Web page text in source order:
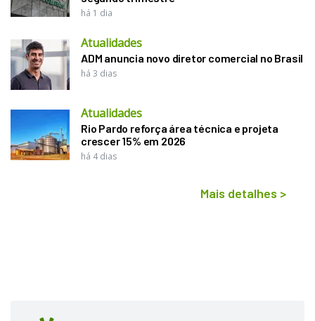
há 1 dia
Atualidades
ADM anuncia novo diretor comercial no Brasil
há 3 dias
Atualidades
Rio Pardo reforça área técnica e projeta
crescer 15% em 2026
há 4 dias
Mais detalhes >